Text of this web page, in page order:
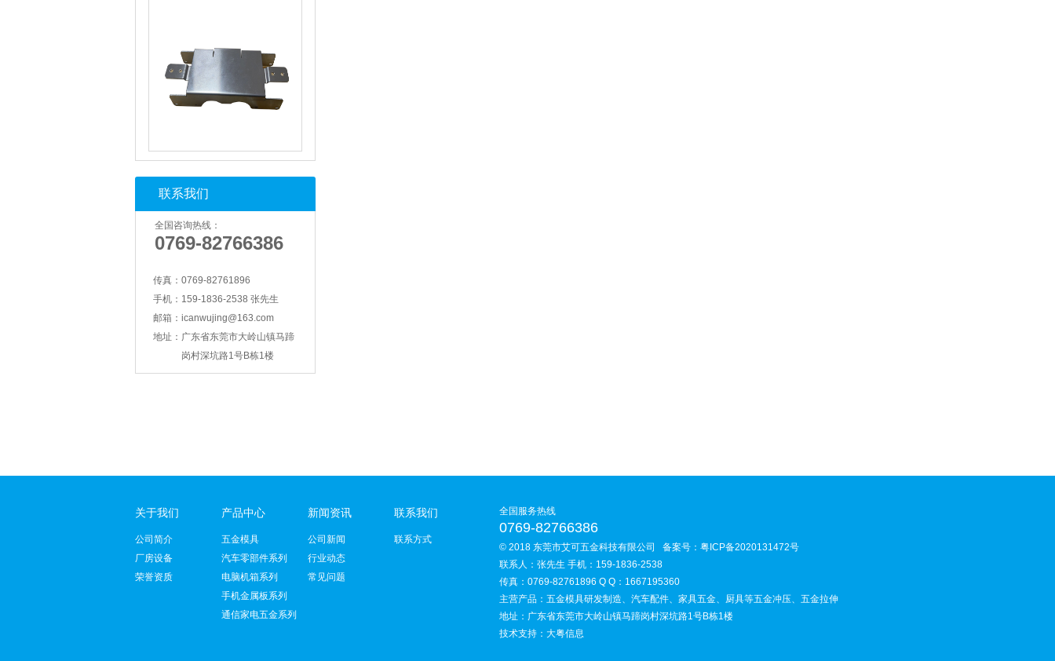
智能锁壳冲压
支架冲压
联系我们
全国咨询热线：
0769-82766386
传真： 0769-82761896
手机： 159-1836-2538 张先生
邮箱： icanwujing@163.com
地址： 广东省东莞市大岭山镇马蹄
岗村深坑路1号B栋1楼
关于我们
公司简介
厂房设备
荣誉资质
产品中心
五金模具
汽车零部件系列
电脑机箱系列
手机金属板系列
通信家电五金系列
新闻资讯
公司新闻
行业动态
常见问题
联系我们
联系方式
全国服务热线
0769-82766386
© 2018 东莞市艾可五金科技有限公司 备案号： 粤ICP备2020131472号
联系人：张先生 手机：159-1836-2538
传真：0769-82761896 Q Q：1667195360
主营产品：五金模具研发制造、汽车配件、家具五金、厨具等五金冲压、五金拉伸
地址：广东省东莞市大岭山镇马蹄岗村深坑路1号B栋1楼
技术支持：大粤信息